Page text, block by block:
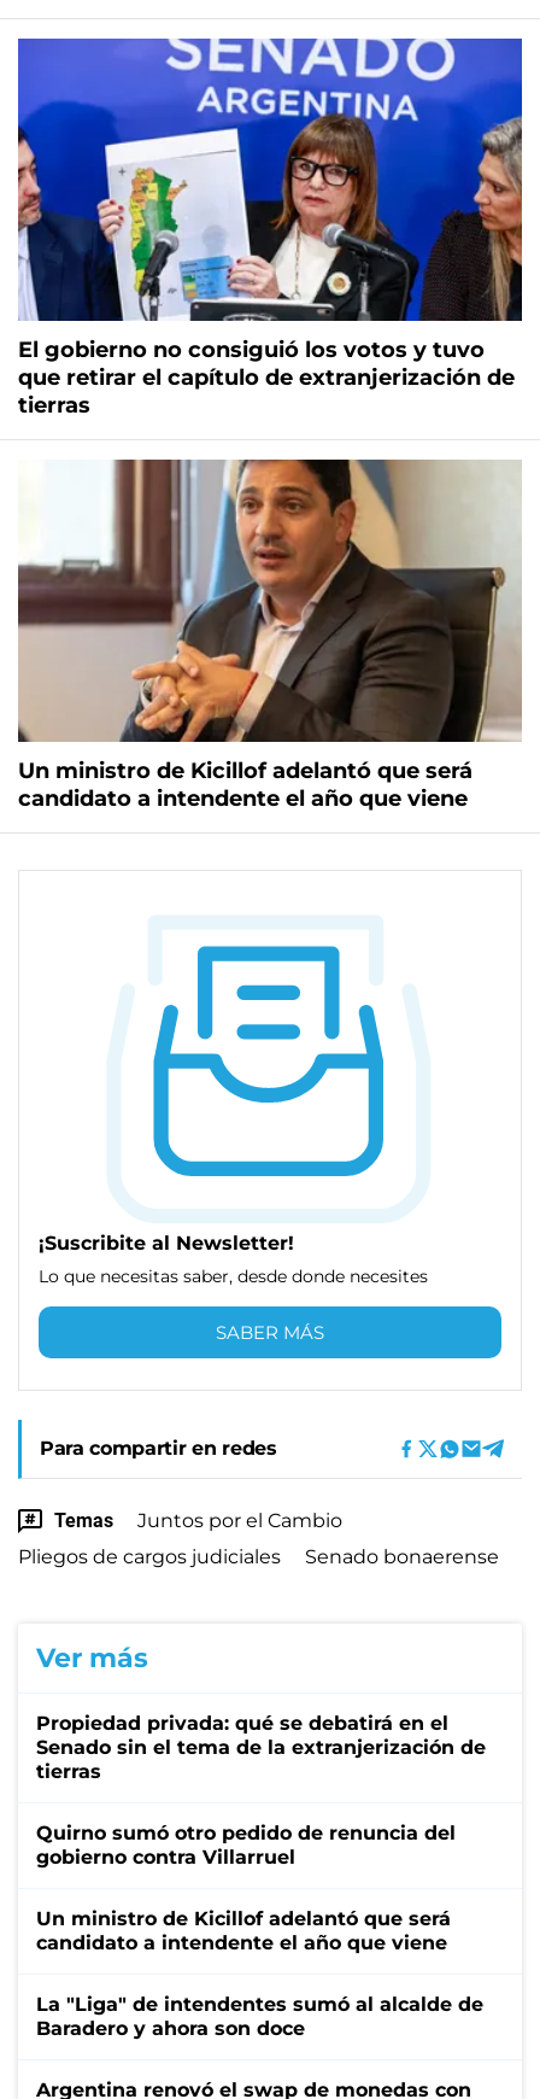
El gobierno no consiguió los votos y tuvo
que retirar el capítulo de extranjerización de
tierras
Un ministro de Kicillof adelantó que será
candidato a intendente el año que viene
¡Suscribite al Newsletter!
Lo que necesitas saber, desde donde necesites
SABER MÁS
Para compartir en redes
Temas
Juntos por el Cambio
Pliegos de cargos judiciales
Senado bonaerense
Ver más
Propiedad privada: qué se debatirá en el
Senado sin el tema de la extranjerización de
tierras
Quirno sumó otro pedido de renuncia del
gobierno contra Villarruel
Un ministro de Kicillof adelantó que será
candidato a intendente el año que viene
La "Liga" de intendentes sumó al alcalde de
Baradero y ahora son doce
Argentina renovó el swap de monedas con